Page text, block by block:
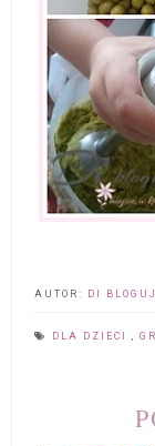
AUTOR: DI
DLA DZIECI ,